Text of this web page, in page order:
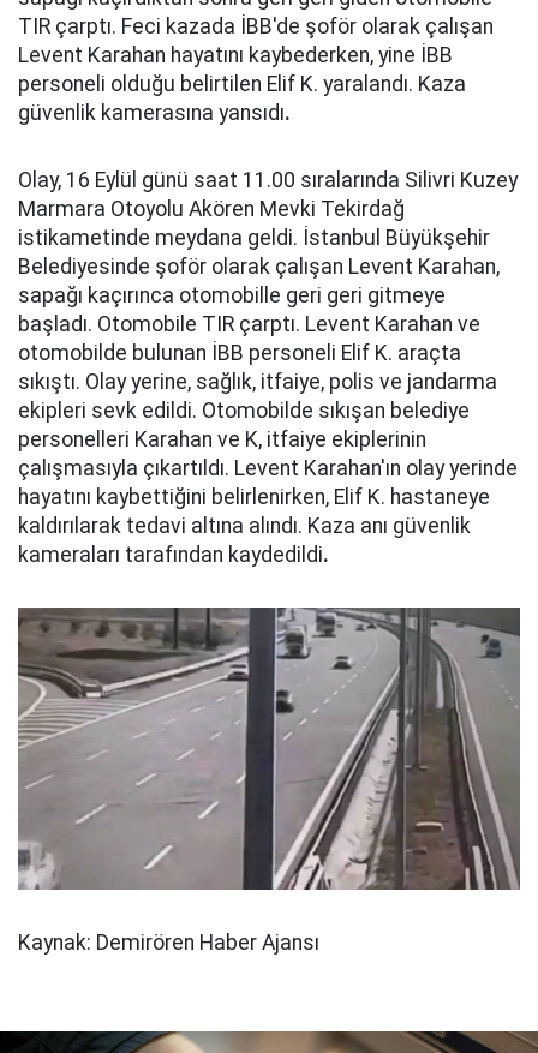
TIR çarptı. Feci kazada İBB'de şoför olarak çalışan
Levent Karahan hayatını kaybederken, yine İBB
personeli olduğu belirtilen Elif K. yaralandı. Kaza
güvenlik kamerasına yansıdı.
Olay, 16 Eylül günü saat 11.00 sıralarında Silivri Kuzey
Marmara Otoyolu Akören Mevki Tekirdağ
istikametinde meydana geldi. İstanbul Büyükşehir
Belediyesinde şoför olarak çalışan Levent Karahan,
sapağı kaçırınca otomobille geri geri gitmeye
başladı. Otomobile TIR çarptı. Levent Karahan ve
otomobilde bulunan İBB personeli Elif K. araçta
sıkıştı. Olay yerine, sağlık, itfaiye, polis ve jandarma
ekipleri sevk edildi. Otomobilde sıkışan belediye
personelleri Karahan ve K, itfaiye ekiplerinin
çalışmasıyla çıkartıldı. Levent Karahan'ın olay yerinde
hayatını kaybettiğini belirlenirken, Elif K. hastaneye
kaldırılarak tedavi altına alındı. Kaza anı güvenlik
kameraları tarafından kaydedildi.
Kaynak: Demirören Haber Ajansı